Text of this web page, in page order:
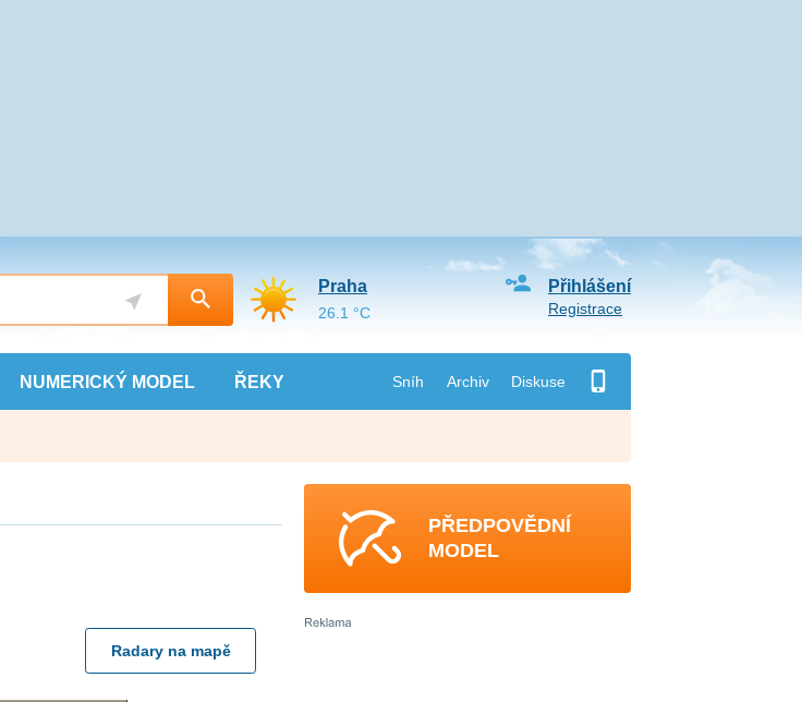
NUMERICKÝ MODEL ŘEKY Sníh Archiv Diskuse
Přihlášení
Registrace
Praha
26.1 °C
Radary na mapě
PŘEDPOVĚDNÍ
MODEL